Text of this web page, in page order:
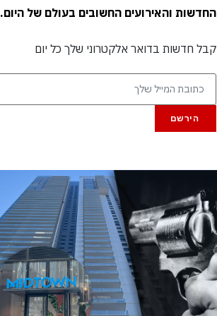
החדשות והאירועים החשובים בעולם של היום.
קבל חדשות בדואר אלקטרוני שלך כל יום
הירשם